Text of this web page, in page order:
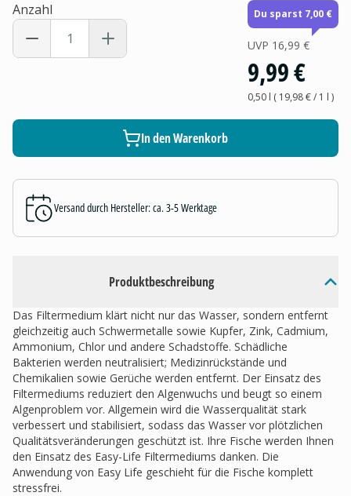
Produktbeschreibung
Das Filtermedium klärt nicht nur das Wasser, sondern entfernt
gleichzeitig auch Schwermetalle sowie Kupfer, Zink, Cadmium,
Ammonium, Chlor und andere Schadstoffe. Schädliche
Bakterien werden neutralisiert; Medizinrückstände und
Chemikalien sowie Gerüche werden entfernt. Der Einsatz des
Filtermediums reduziert den Algenwuchs und beugt so einem
Algenproblem vor. Allgemein wird die Wasserqualität stark
verbessert und stabilisiert, sodass das Wasser vor plötzlichen
Qualitätsveränderungen geschützt ist. Ihre Fische werden Ihnen
den Einsatz des Easy-Life Filtermediums danken. Die
Anwendung von Easy Life geschieht für die Fische komplett
stressfrei.
Anzahl Du sparst 7,00 €
UVP 16,99 €
9,99 €
0,50 l ( 19,98 €/ 1 l )
In den Warenkorb
Versand durch Hersteller: ca. 3-5 Werktage